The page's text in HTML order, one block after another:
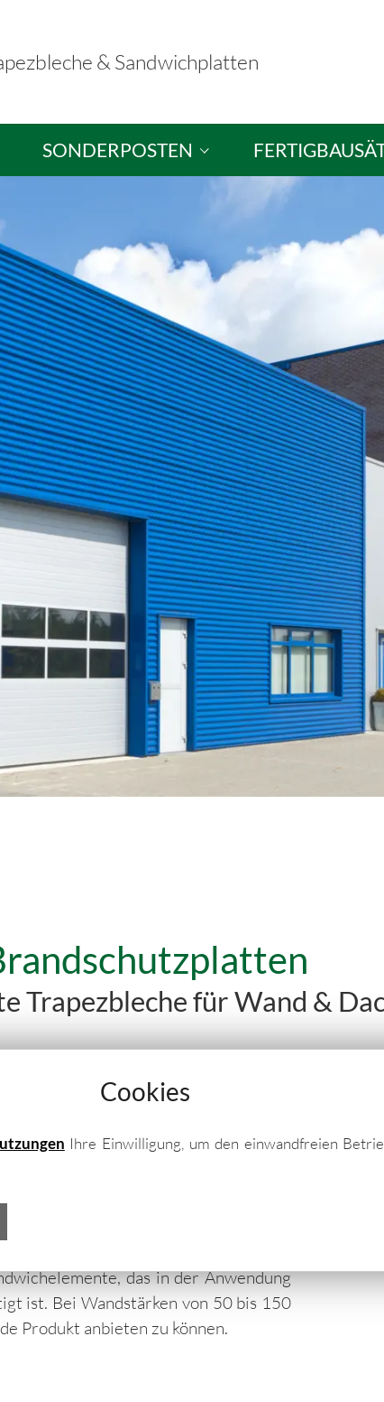
& Sandwichplatten
SONDERPOSTEN
Sandwichplatten / Dachplatten
Sandwichelemente / Wandplatten
Brandschutzelemente
Trapezbleche
Fertigbausätze
Musterausstellung
Trapezbleche für Wand &
nach DIN
und vielfältig in ihren
Brandschutz im Vordergrund – der
bis F120 nach DIN
bzw. eines Brandschutzraumes.
Aufgaben
das in der Anwendung
ist. Bei Wandstärken von 50 bis 150
Produkt anbieten zu können.
Cookies
Ihre Einwilligung, um den einwandfreien